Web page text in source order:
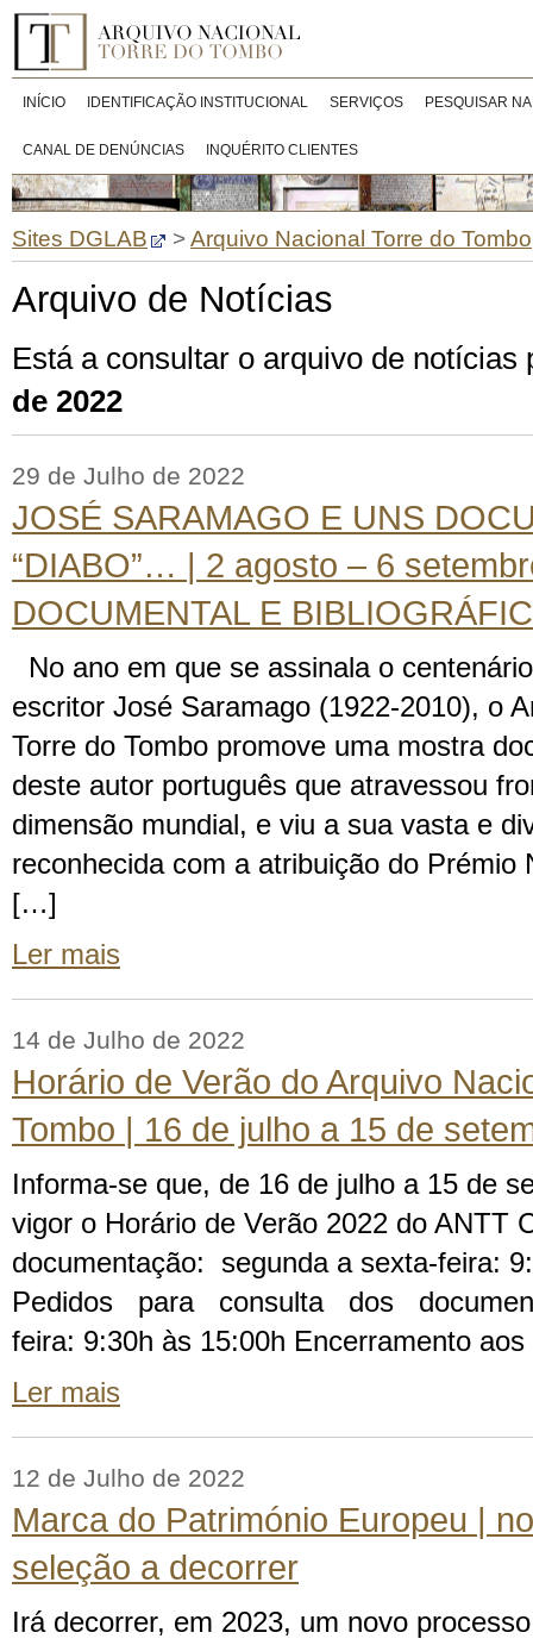
INÍCIO IDENTIFICAÇÃO INSTITUCIONAL SERVIÇOS PESQUISAR
CANAL DE DENÚNCIAS INQUÉRITO CLIENTES
Sites DGLAB >Arquivo Nacional Torre do Tombo
Arquivo de Notícias
Está a consultar o arquivo de
de 2022
29 de Julho de 2022
JOSÉ SARAMAGO E UNS
“DIABO”… | 2 agosto – 6
DOCUMENTAL E
No ano em que se assinala o
escritor José Saramago (1922-2010), o
Torre do Tombo promove uma mostra
deste autor português que atravessou
dimensão mundial, e viu a sua vasta e
reconhecida com a atribuição do Prémio
[…]
Ler mais
14 de Julho de 2022
Horário de Verão do Arquivo
Tombo | 16 de julho a 15 de
Informa-se que, de 16 de julho a 15 de
vigor o Horário de Verão 2022 do ANTT
documentação: segunda a sexta-feira:
Pedidos para consulta dos
feira: 9:30h às 15:00h Encerramento aos
Ler mais
12 de Julho de 2022
Marca do Património Europeu |
seleção a decorrer
Irá decorrer, em 2023, um novo